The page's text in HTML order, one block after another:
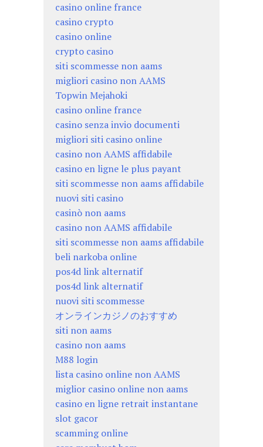
casino online france
casino crypto
casino online
crypto casino
siti scommesse non aams
migliori casino non AAMS
Topwin Mejahoki
casino online france
casino senza invio documenti
migliori siti casino online
casino non AAMS affidabile
casino en ligne le plus payant
siti scommesse non aams affidabile
nuovi siti casino
casinò non aams
casino non AAMS affidabile
siti scommesse non aams affidabile
beli narkoba online
pos4d link alternatif
pos4d link alternatif
nuovi siti scommesse
オンラインカジノのおすすめ
siti non aams
casino non aams
M88 login
lista casino online non AAMS
miglior casino online non aams
casino en ligne retrait instantane
slot gacor
scamming online